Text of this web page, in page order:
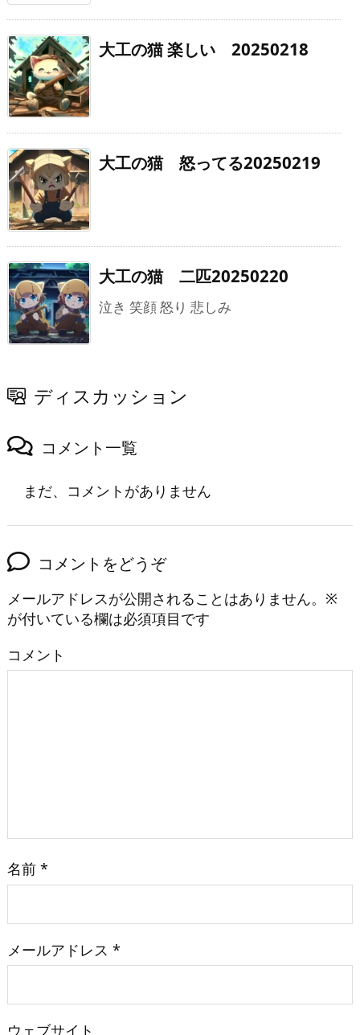
大工の猫 楽しい 20250218
大工の猫 怒ってる20250219
大工の猫 二匹20250220
泣き 笑顔 怒り 悲しみ
ディスカッション
コメント一覧
まだ、コメントがありません
コメントをどうぞ
メールアドレスが公開されることはありません。 ※
が付いている欄は必須項目です
コメント
名前 *
メールアドレス *
ウェブサイト